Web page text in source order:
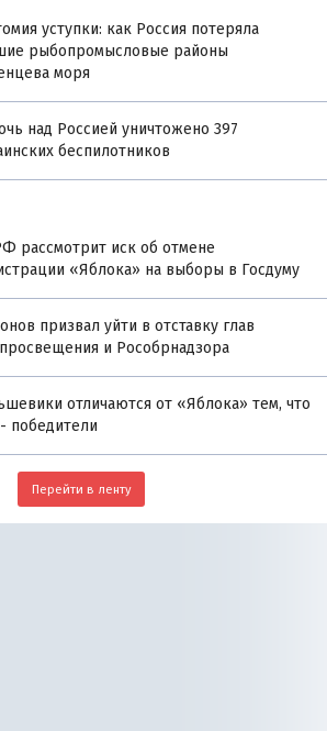
уступки: как Россия потеряла
рыбопромысловые районы
моря
над Россией уничтожено 397
беспилотников
рассмотрит иск об отмене
«Яблока» на выборы в Госдуму
призвал уйти в отставку глав
и Рособрнадзора
отличаются от «Яблока» тем, что
победители
Перейти в ленту